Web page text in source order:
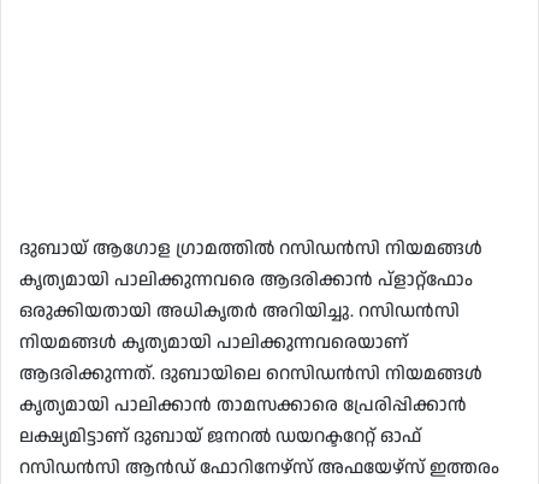
ദുബായ് ആഗോള ഗ്രാമത്തില്‍ റസിഡന്‍സി നിയമങ്ങള്‍
കൃത്യമായി പാലിക്കുന്നവരെ ആദരിക്കാന്‍ പ്‌ളാറ്റ്‌ഫോം
ഒരുക്കിയതായി അധികൃതര്‍ അറിയിച്ചു. റസിഡന്‍സി
നിയമങ്ങള്‍ കൃത്യമായി പാലിക്കുന്നവരെയാണ്
ആദരിക്കുന്നത്. ദുബായിലെ റെസിഡന്‍സി നിയമങ്ങള്‍
കൃത്യമായി പാലിക്കാന്‍ താമസക്കാരെ പ്രേരിപ്പിക്കാന്‍
ലക്ഷ്യമിട്ടാണ് ദുബായ് ജനറല്‍ ഡയറക്ടറേറ്റ് ഓഫ്
റസിഡന്‍സി ആന്‍ഡ് ഫോറിനേഴ്‌സ് അഫയേഴ്‌സ് ഇത്തരം